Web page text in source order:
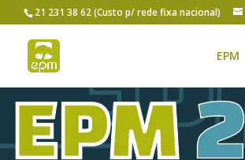
21 231 38 62 (Custo p/ rede fixa nacional)
EPM